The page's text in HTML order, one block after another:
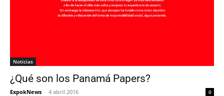
Noticias
¿Qué son los Panamá Papers?
ExpokNews - 4 abril 2016 0